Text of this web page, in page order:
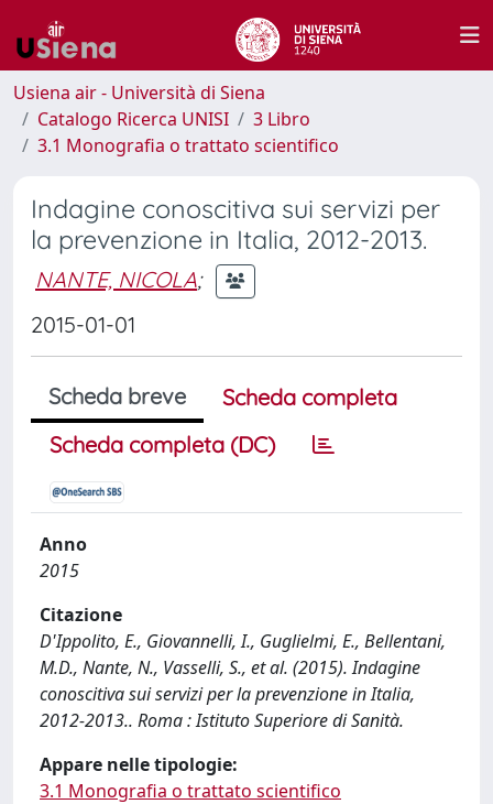
Usiena air - Università di Siena
Catalogo Ricerca UNISI
3 Libro
3.1 Monografia o trattato scientifico
Indagine conoscitiva sui servizi per
la prevenzione in Italia, 2012-2013.
NANTE, NICOLA;
2015-01-01
Scheda breve
Scheda completa
Scheda completa (DC)
Anno
2015
Citazione
D'Ippolito, E., Giovannelli, I., Guglielmi, E., Bellentani,
M.D., Nante, N., Vasselli, S., et al. (2015). Indagine
conoscitiva sui servizi per la prevenzione in Italia,
2012-2013.. Roma : Istituto Superiore di Sanità.
Appare nelle tipologie:
3.1 Monografia o trattato scientifico